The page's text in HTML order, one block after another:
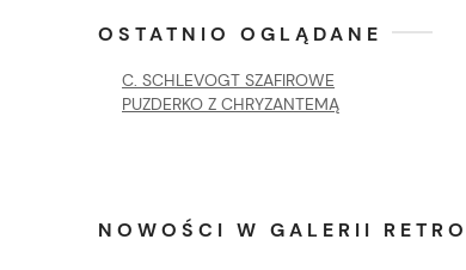
OSTATNIO OGLĄDANE
C. SCHLEVOGT SZAFIROWE
PUZDERKO Z CHRYZANTEMĄ
NOWOŚCI W GALERII